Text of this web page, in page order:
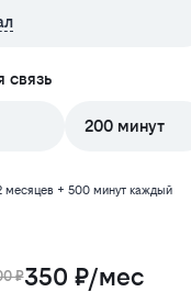
связь
200 минут
месяцев + 500 минут каждый
₽350 ₽/мес